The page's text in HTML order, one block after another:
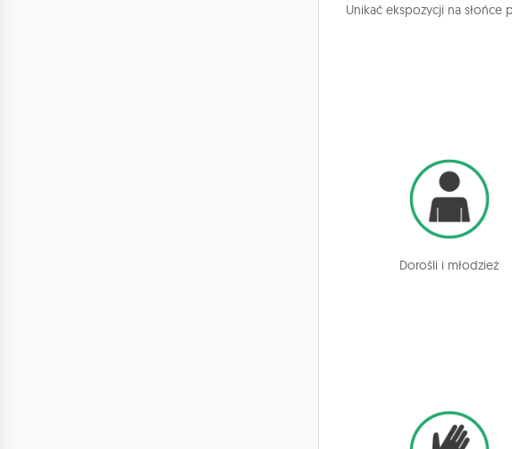
Unikać ekspozycji na
Dorośli i młodzież